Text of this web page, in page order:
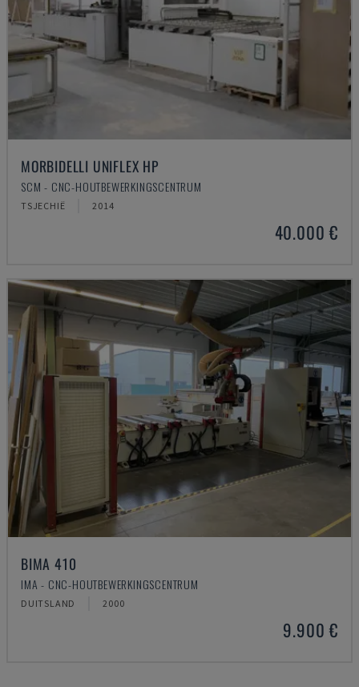
MORBIDELLI UNIFLEX HP
SCM - CNC-HOUTBEWERKINGSCENTRUM
TSJECHIË 2014
40.000 €
BIMA 410
IMA - CNC-HOUTBEWERKINGSCENTRUM
DUITSLAND 2000
9.900 €